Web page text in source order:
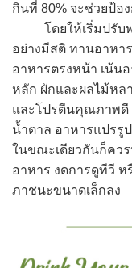
กินที่ 80% จะช่วยป้อ
โดยให้เริ่มปรับพฤ
อย่างมีสติ ทานอาหา
อาหารตรงหน้า เน้น
หลัก ผักและผลไม้หล
และโปรตีนคุณภาพดี
น้ำตาล อาหารแปรรู
ในขณะเดียวกันก็คว
อาหาร งดการดูทีวี ห
ภาชนะขนาดเล็กลง